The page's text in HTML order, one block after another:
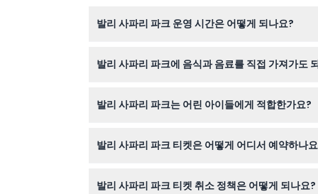
알아야 할 사항
로토콜 유지를 위해 예고 없이 변경될 수 있습니다
외부 음식 및 음료는 반입 금지입니다
발리 사파리 파크 운영 시간은 어떻게 되나요?
가능하니 예약 시 꼭 확인하세요).
발리 사파리 파크에 음식과 음료를 직접 가져가도
발리 사파리 파크는 어린 아이들에게 적합한가요?
발리 사파리 파크 티켓은 어떻게 어디서 예약하나
발리 사파리 파크 티켓 취소 정책은 어떻게 되나요?